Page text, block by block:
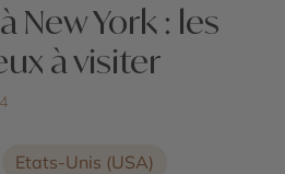
New York : les
à visiter
Etats-Unis (USA)